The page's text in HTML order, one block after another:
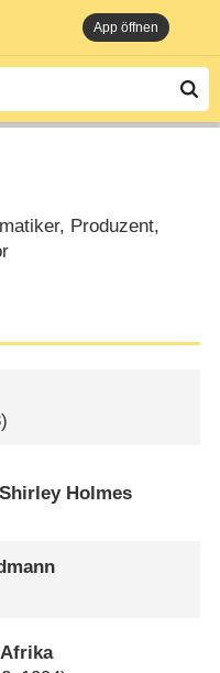
App öffnen
Produzent,
Holmes